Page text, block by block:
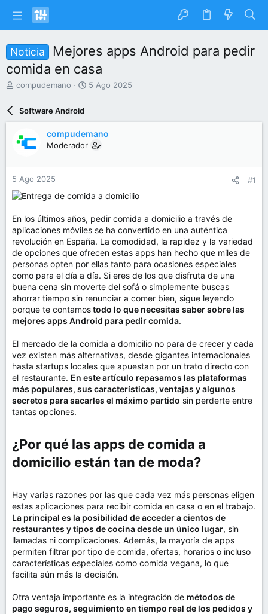
Noticia
Mejores apps Android para pedir
comida en casa
I
a
r
d
e
l
t
e
m
a
compudemano
F
d
e
n
c
5 Ago 2025
Software Android
compudemano
Moderador
5 Ago 2025 #1
En los últimos años, pedir comida a domicilio a través de
aplicaciones móviles se ha convertido en una auténtica
revolución en España. La comodidad, la rapidez y la variedad
de opciones que ofrecen estas apps han hecho que miles de
personas opten por ellas tanto para ocasiones especiales
como para el día a día. Si eres de los que disfruta de una
buena cena sin moverte del sofá o simplemente buscas
ahorrar tiempo sin renunciar a comer bien, sigue leyendo
porque te contamostodo lo que necesitas saber sobre las
mejores apps Android para pedir comida.
El mercado de la comida a domicilio no para de crecer y cada
vez existen más alternativas, desde gigantes internacionales
hasta startups locales que apuestan por un trato directo con
el restaurante. En este artículo repasamos las plataformas
más populares, sus características, ventajas y algunos
secretos para sacarles el máximo partido sin perderte entre
tantas opciones.
¿Por qué las apps de comida a
domicilio están tan de moda?​
Hay varias razones por las que cada vez más personas eligen
estas aplicaciones para recibir comida en casa o en el trabajo.
La principal es la posibilidad de acceder a cientos de
restaurantes y tipos de cocina desde un único lugar, sin
llamadas ni complicaciones. Además, la mayoría de apps
permiten filtrar por tipo de comida, ofertas, horarios o incluso
características especiales como comida vegana, lo que
facilita aún más la decisión.
Otra ventaja importante es la integración de métodos de
pago seguros, seguimiento en tiempo real de los pedidos y